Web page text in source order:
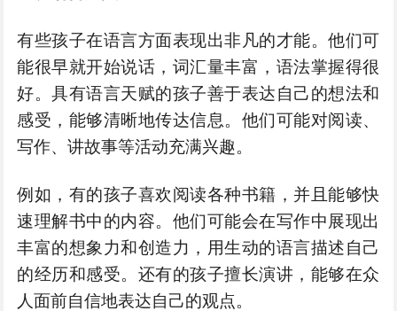
有些孩子在语言方面表现出非凡的才能。他们可
能很早就开始说话，词汇量丰富，语法掌握得很
好。具有语言天赋的孩子善于表达自己的想法和
感受，能够清晰地传达信息。他们可能对阅读、
写作、讲故事等活动充满兴趣。
例如，有的孩子喜欢阅读各种书籍，并且能够快
速理解书中的内容。他们可能会在写作中展现出
丰富的想象力和创造力，用生动的语言描述自己
的经历和感受。还有的孩子擅长演讲，能够在众
人面前自信地表达自己的观点。